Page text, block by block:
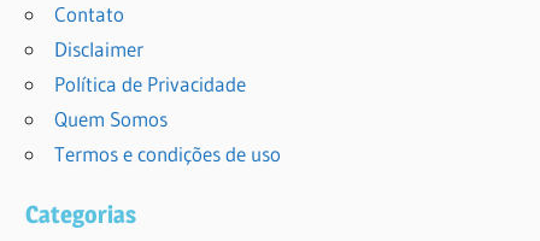
Contato
Disclaimer
Política de Privacidade
Quem Somos
Termos e condições de uso
Categorias